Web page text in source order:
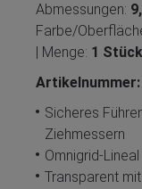
Abmessungen:
Farbe/
| Menge: 1 Stück
Artikelnummer:
Sicheres
Ziehmessern
Omnigrid-
Transparent